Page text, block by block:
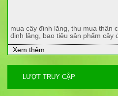
mua cây đinh lăng, thu mua thân
đinh lăng, bao tiêu sản phẩm cây
Xem thêm
LƯỢT TRUY CẬP